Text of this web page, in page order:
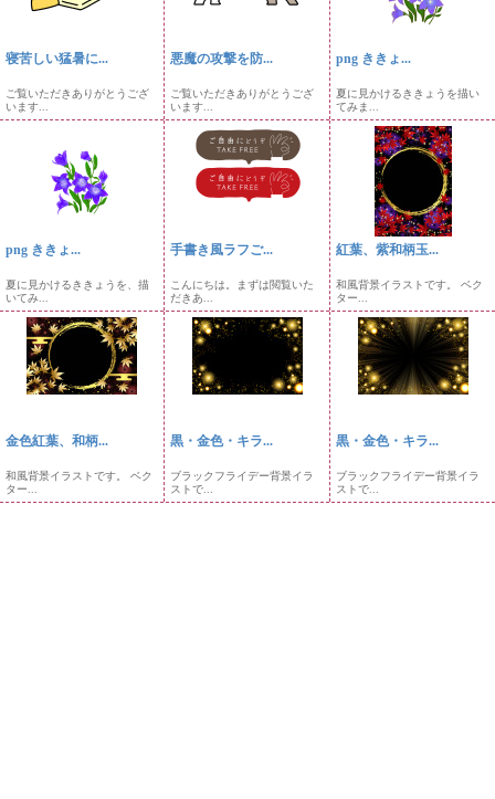
寝苦しい猛暑に...
ご覧いただきありがとうござ
います...
悪魔の攻撃を防...
ご覧いただきありがとうござ
います...
png ききょ...
夏に見かけるききょうを描い
てみま...
png ききょ...
夏に見かけるききょうを、描
いてみ...
手書き風ラフご...
こんにちは。まずは閲覧いた
だきあ...
紅葉、紫和柄玉...
和風背景イラストです。 ベク
ター...
金色紅葉、和柄...
和風背景イラストです。 ベク
ター...
黒・金色・キラ...
ブラックフライデー背景イラ
ストで...
黒・金色・キラ...
ブラックフライデー背景イラ
ストで...